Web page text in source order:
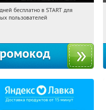
15:31:20
Получи первым!
бесплатно в START для
пользователей